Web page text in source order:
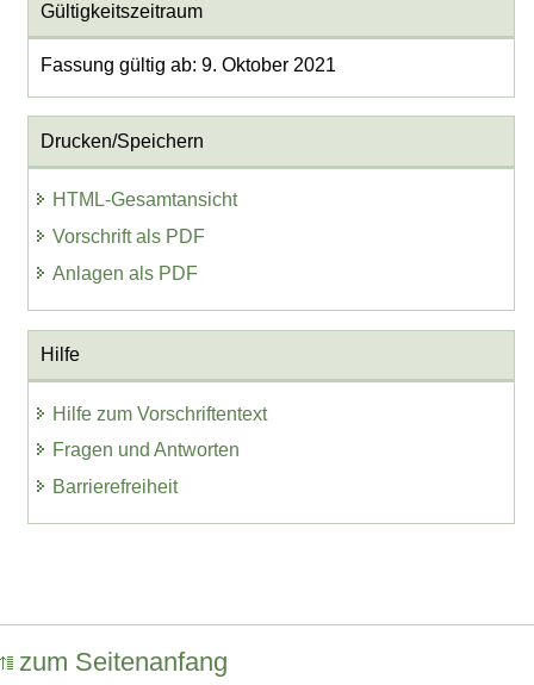
Gültigkeitszeitraum
Fassung gültig ab: 9. Oktober 2021
Drucken/Speichern
HTML-Gesamtansicht
Vorschrift als PDF
Anlagen als PDF
Hilfe
Hilfe zum Vorschriftentext
Fragen und Antworten
Barrierefreiheit
zum Seitenanfang